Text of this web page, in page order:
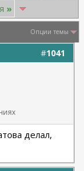
»
Опции темы
#1041
делал,